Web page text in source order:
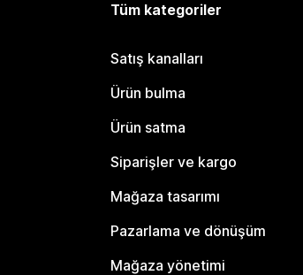
Tüm kategoriler
Satış kanalları
Ürün bulma
Ürün satma
Siparişler ve kargo
Mağaza tasarımı
Pazarlama ve dönüşüm
Mağaza yönetimi